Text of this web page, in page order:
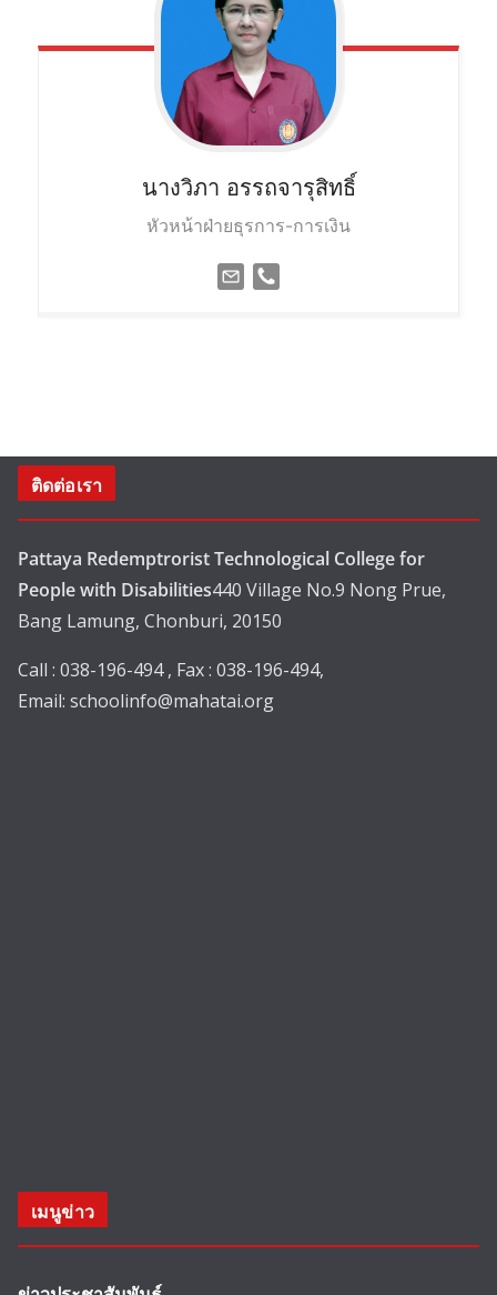
นางวิภา อรรถจารุสิทธิ์
หัวหน้าฝ่ายธุรการ-การเงิน
ติดต่อเรา
Pattaya Redemptrorist Technological College for
People with Disabilities440 Village No.9 Nong Prue,
Bang Lamung, Chonburi, 20150
Call : 038-196-494 , Fax : 038-196-494,
Email: schoolinfo@mahatai.org
เมนูข่าว